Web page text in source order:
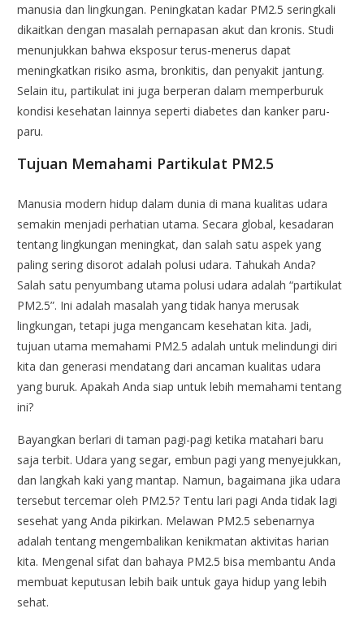
manusia dan lingkungan. Peningkatan kadar PM2.5 seringkali
dikaitkan dengan masalah pernapasan akut dan kronis. Studi
menunjukkan bahwa eksposur terus-menerus dapat
meningkatkan risiko asma, bronkitis, dan penyakit jantung.
Selain itu, partikulat ini juga berperan dalam memperburuk
kondisi kesehatan lainnya seperti diabetes dan kanker paru-
paru.
Tujuan Memahami Partikulat PM2.5
Manusia modern hidup dalam dunia di mana kualitas udara
semakin menjadi perhatian utama. Secara global, kesadaran
tentang lingkungan meningkat, dan salah satu aspek yang
paling sering disorot adalah polusi udara. Tahukah Anda?
Salah satu penyumbang utama polusi udara adalah “partikulat
PM2.5”. Ini adalah masalah yang tidak hanya merusak
lingkungan, tetapi juga mengancam kesehatan kita. Jadi,
tujuan utama memahami PM2.5 adalah untuk melindungi diri
kita dan generasi mendatang dari ancaman kualitas udara
yang buruk. Apakah Anda siap untuk lebih memahami tentang
ini?
Bayangkan berlari di taman pagi-pagi ketika matahari baru
saja terbit. Udara yang segar, embun pagi yang menyejukkan,
dan langkah kaki yang mantap. Namun, bagaimana jika udara
tersebut tercemar oleh PM2.5? Tentu lari pagi Anda tidak lagi
sesehat yang Anda pikirkan. Melawan PM2.5 sebenarnya
adalah tentang mengembalikan kenikmatan aktivitas harian
kita. Mengenal sifat dan bahaya PM2.5 bisa membantu Anda
membuat keputusan lebih baik untuk gaya hidup yang lebih
sehat.